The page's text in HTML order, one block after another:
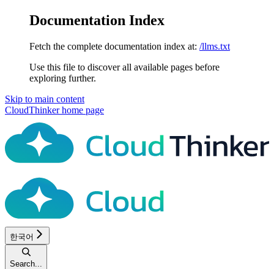
Documentation Index
Fetch the complete documentation index at: /llms.txt
Use this file to discover all available pages before
exploring further.
Skip to main content
CloudThinkerhome page
한국어
Search...